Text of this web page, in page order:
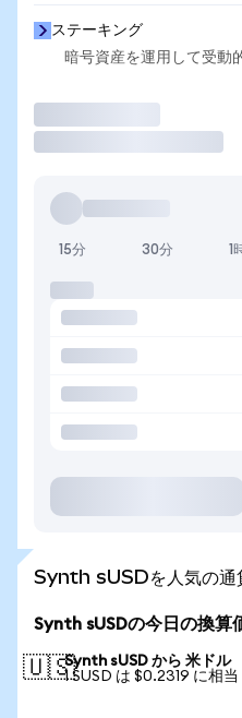
ステーキング
暗号資産を運用して受動
15分 30分 1
Synth sUSDを人気の通
Synth sUSDの今日の換算
🇺🇸Synth sUSD から 米ドル
1 SUSD は $0.2319 に相当